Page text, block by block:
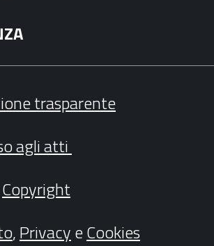
trasparente
agli atti
Copyright
,PrivacyeCookies